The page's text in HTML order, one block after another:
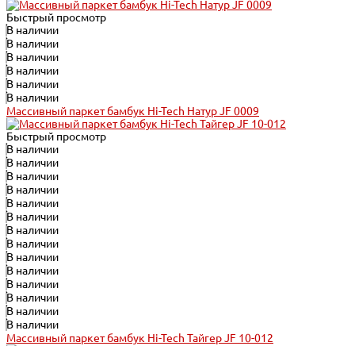
Быстрый просмотр
В наличии
В наличии
В наличии
В наличии
В наличии
В наличии
Массивный паркет бамбук Hi-Tech Натур JF 0009
Быстрый просмотр
В наличии
В наличии
В наличии
В наличии
В наличии
В наличии
В наличии
В наличии
В наличии
В наличии
В наличии
В наличии
В наличии
В наличии
Массивный паркет бамбук Hi-Tech Тайгер JF 10-012